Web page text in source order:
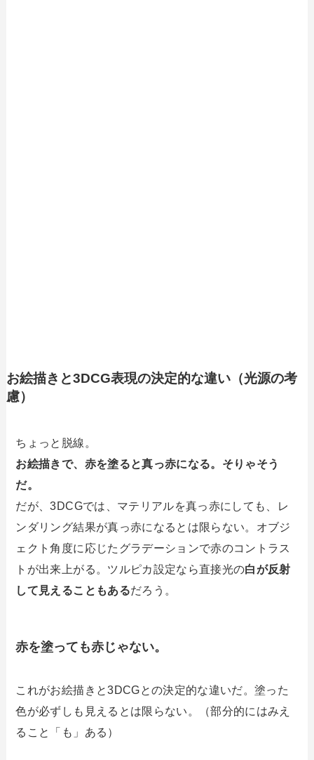
お絵描きと3DCG表現の決定的な違い（光源の考
慮）
ちょっと脱線。
お絵描きで、赤を塗ると真っ赤になる。そりゃそう
だ。
だが、3DCGでは、マテリアルを真っ赤にしても、レ
ンダリング結果が真っ赤になるとは限らない。オブジ
ェクト角度に応じたグラデーションで赤のコントラス
トが出来上がる。ツルピカ設定なら直接光の白が反射
して見えることもあるだろう。
赤を塗っても赤じゃない。
これがお絵描きと3DCGとの決定的な違いだ。塗った
色が必ずしも見えるとは限らない。（部分的にはみえ
ること「も」ある）